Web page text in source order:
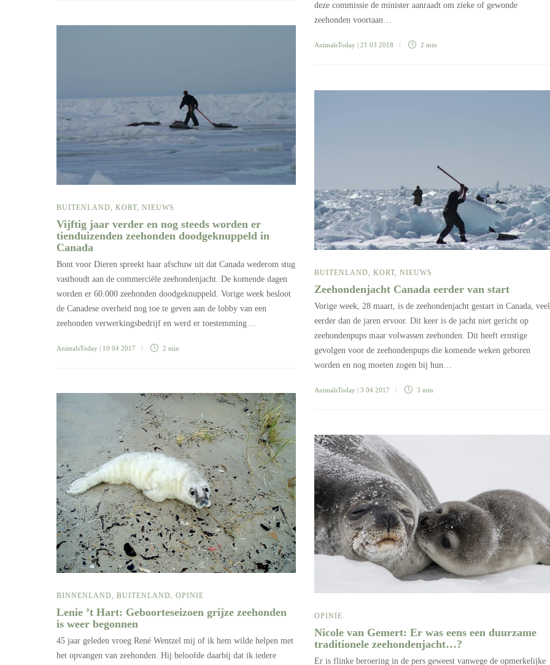
deze commissie de minister aanraadt om zieke of gewonde
zeehonden voortaan…
AnimalsToday | 21 03 2018 2 min
BUITENLAND, KORT, NIEUWS
Vijftig jaar verder en nog steeds worden er
tienduizenden zeehonden doodgeknuppeld in
Canada
Bont voor Dieren spreekt haar afschuw uit dat Canada wederom stug
vasthoudt aan de commerciële zeehondenjacht. De komende dagen
worden er 60.000 zeehonden doodgeknuppeld. Vorige week besloot
de Canadese overheid nog toe te geven aan de lobby van een
zeehonden verwerkingsbedrijf en werd er toestemming…
AnimalsToday | 10 04 2017 2 min
BUITENLAND, KORT, NIEUWS
Zeehondenjacht Canada eerder van start
Vorige week, 28 maart, is de zeehondenjacht gestart in Canada, veel
eerder dan de jaren ervoor. Dit keer is de jacht niet gericht op
zeehondenpups maar volwassen zeehonden. Dit heeft ernstige
gevolgen voor de zeehondenpups die komende weken geboren
worden en nog moeten zogen bij hun…
AnimalsToday | 3 04 2017 3 min
BINNENLAND BUITENLAND OPINIE
Lenie ’t Hart: Geboorteseizoen grijze zeehonden
is weer begonnen
45 jaar geleden vroeg René Wentzel mij of ik hem wilde helpen met
het opvangen van zeehonden. Hij beloofde daarbij dat ik iedere
OPINIE
Nicole van Gemert: Er was eens een duurzame
traditionele zeehondenjacht…?
Er is flinke beroering in de pers geweest vanwege de opmerkelijke